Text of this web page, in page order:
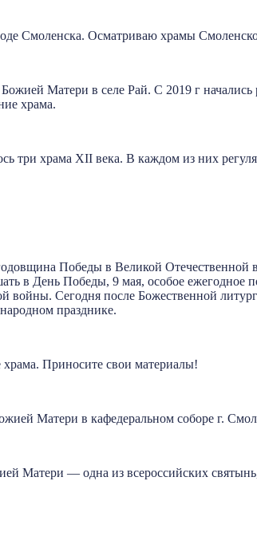
Смоленска. Осматриваю храмы
Матери в селе Рай. С 2019 г
храма.
три храма XII века. В каждом из них
Победы в Великой
в День Победы, 9 мая, особое
войны. Сегодня после Божественной
празднике.
Приносите свои материалы!
Матери в кафедеральном соборе г.
Матери — одна из всероссийских